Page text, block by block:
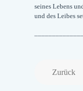
seines Lebens
und des Leibes
Zurück